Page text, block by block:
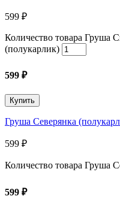
599 ₽
Количество товара Груша
(полукарлик)
599 ₽
Купить
Груша Северянка
599 ₽
Количество товара Груша
599 ₽